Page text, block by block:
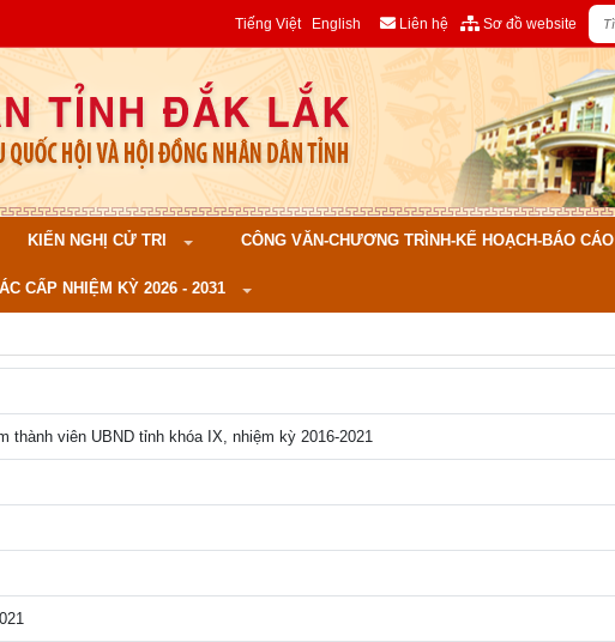
Tiếng Việt English Liên hệ Sơ đồ website
KIẾN NGHỊ CỬ TRI CÔNG VĂN-CHƯƠNG TRÌNH-KẾ HOẠCH-BÁO CÁO
CẤP NHIỆM KỲ 2026 - 2031
thành viên UBND tỉnh khóa IX, nhiệm kỳ 2016-2021